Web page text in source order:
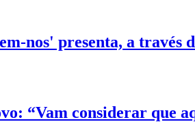
nos' presenta, a través
“Vam considerar que